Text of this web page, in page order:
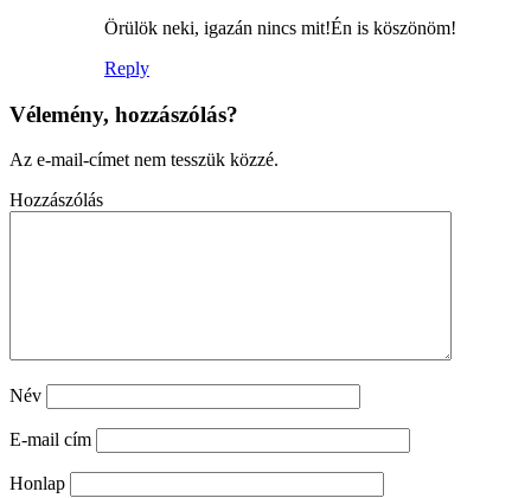
Örülök neki, igazán nincs mit!Én is köszönöm!
Reply
Vélemény, hozzászólás?
Az e-mail-címet nem tesszük közzé.
Hozzászólás
Név
E-mail cím
Honlap